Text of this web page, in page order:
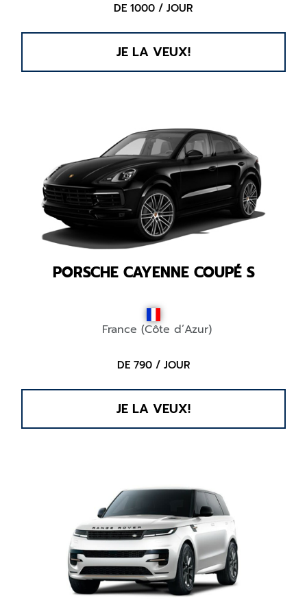
DE 1000 / JOUR
JE LA VEUX!
PORSCHE CAYENNE COUPÉ S
France (Côte d’Azur)
DE 790 / JOUR
JE LA VEUX!